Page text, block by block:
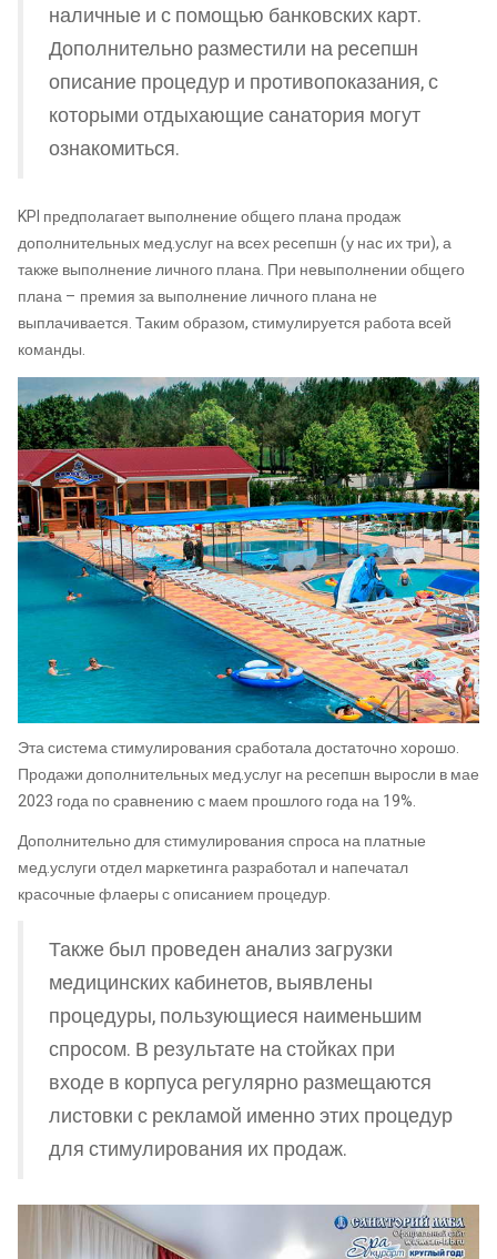
наличные и с помощью банковских карт.
Дополнительно разместили на ресепшн
описание процедур и противопоказания, с
которыми отдыхающие санатория могут
ознакомиться.
KPI предполагает выполнение общего плана продаж
дополнительных мед.услуг на всех ресепшн (у нас их три), а
также выполнение личного плана. При невыполнении общего
плана – премия за выполнение личного плана не
выплачивается. Таким образом, стимулируется работа всей
команды.
Эта система стимулирования сработала достаточно хорошо.
Продажи дополнительных мед.услуг на ресепшн выросли в мае
2023 года по сравнению с маем прошлого года на 19%.
Дополнительно для стимулирования спроса на платные
мед.услуги отдел маркетинга разработал и напечатал
красочные флаеры с описанием процедур.
Также был проведен анализ загрузки
медицинских кабинетов, выявлены
процедуры, пользующиеся наименьшим
спросом. В результате на стойках при
входе в корпуса регулярно размещаются
листовки с рекламой именно этих процедур
для стимулирования их продаж.